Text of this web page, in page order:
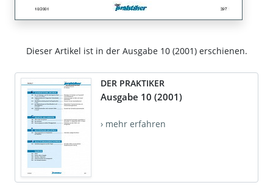
Dieser Artikel ist in der Ausgabe 10 (2001) erschienen.
DER PRAKTIKER
Ausgabe 10 (2001)
› mehr erfahren